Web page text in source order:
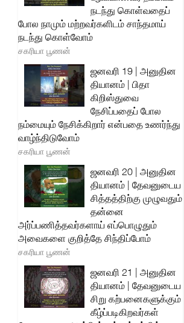
நடந்து கொள்வதைப்
போல நாமும் மற்றவர்களிடம் சாந்தமாய்
நடந்து கொள்வோம்
சகரியா பூணன்
ஜனவரி 19 | அனுதின
தியானம் | பிதா
கிறிஸ்துவை
நேசிப்பதைப் போல
நம்மையும் நேசிக்கிறார் என்பதை உணர்ந்து
வாழ்ந்திடுவோம்
சகரியா பூணன்
ஜனவரி 20 | அனுதின
தியானம் | தேவனுடைய
சித்தத்திற்கு முழுவதும்
தன்னை
அர்ப்பணித்தவர்களாய் எப்பொழுதும்
அவைகளை குறித்தே சிந்திப்போம்
சகரியா பூணன்
ஜனவரி 21 | அனுதின
தியானம் | தேவனுடைய
சிறு கற்பனைகளுக்கும்
கீழ்ப்படிகிறவர்கள்